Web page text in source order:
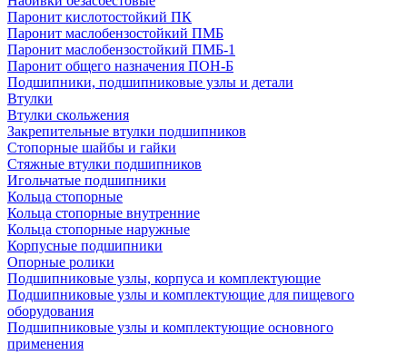
Паронит кислотостойкий ПК
Паронит маслобензостойкий ПМБ
Паронит маслобензостойкий ПМБ-1
Паронит общего назначения ПОН-Б
Подшипники, подшипниковые узлы и детали
Втулки
Втулки скольжения
Закрепительные втулки подшипников
Стопорные шайбы и гайки
Стяжные втулки подшипников
Игольчатые подшипники
Кольца стопорные
Кольца стопорные внутренние
Кольца стопорные наружные
Корпусные подшипники
Опорные ролики
Подшипниковые узлы, корпуса и комплектующие
Подшипниковые узлы и комплектующие для пищевого
оборудования
Подшипниковые узлы и комплектующие основного
применения